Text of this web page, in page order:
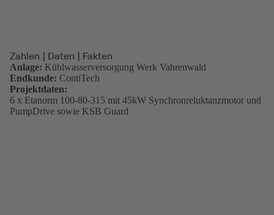
Zahlen | Daten | Fakten
Anlage: Kühlwasserversorgung Werk Vahrenwald
Endkunde: ContiTech
Projektdaten:
6 x Etanorm 100-80-315 mit 45kW Synchronreluktanzmotor und
PumpDrive sowie KSB Guard